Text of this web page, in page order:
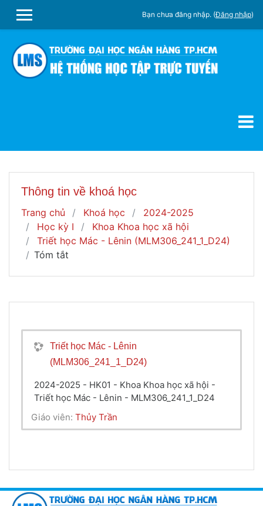
SIDE PANEL
Bạn chưa đăng nhập. (Đăng nhập)
Thông tin về khoá học
Trang chủ Khoá học
2024-2025
Học kỳ I
Khoa Khoa học xã hội
Triết học Mác - Lênin (MLM306_241_1_D24)
Tóm tắt
Triết học Mác - Lênin
(MLM306_241_1_D24)
2024-2025 - HK01 - Khoa Khoa học xã hội -
Triết học Mác - Lênin - MLM306_241_1_D24
Giáo viên: Thủy Trần